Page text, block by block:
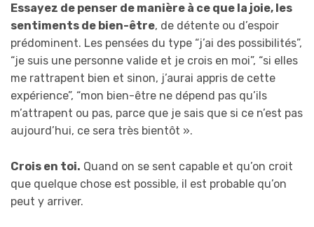
Essayez de penser de manière à ce que la joie, les
sentiments de bien-être, de détente ou d’espoir
prédominent. Les pensées du type “j’ai des possibilités”,
“je suis une personne valide et je crois en moi”, “si elles
me rattrapent bien et sinon, j’aurai appris de cette
expérience”, “mon bien-être ne dépend pas qu’ils
m’attrapent ou pas, parce que je sais que si ce n’est pas
aujourd’hui, ce sera très bientôt ».
Crois en toi. Quand on se sent capable et qu’on croit
que quelque chose est possible, il est probable qu’on
peut y arriver.